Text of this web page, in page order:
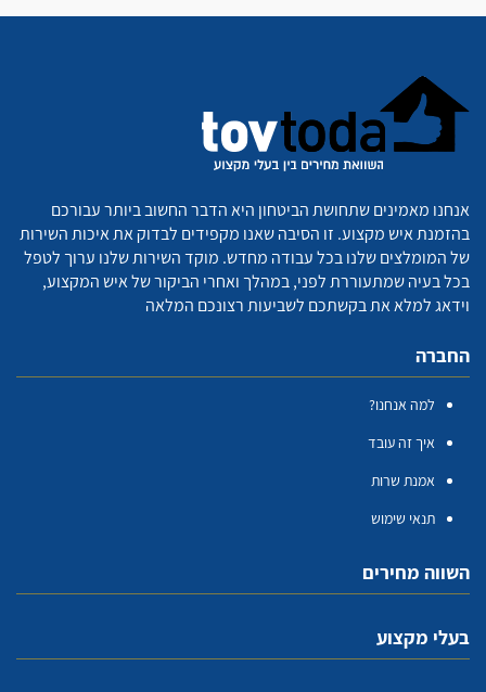
אנחנו מאמינים שתחושת הביטחון היא הדבר החשוב ביותר עבורכם
בהזמנת איש מקצוע. זו הסיבה שאנו מקפידים לבדוק את איכות השירות
של המומלצים שלנו בכל עבודה מחדש. מוקד השירות שלנו ערוך לטפל
בכל בעיה שמתעוררת לפני, במהלך ואחרי הביקור של איש המקצוע,
וידאג למלא את בקשתכם לשביעות רצונכם המלאה
החברה
למה אנחנו?
איך זה עובד
אמנת שרות
תנאי שימוש
השווה מחירים
בעלי מקצוע